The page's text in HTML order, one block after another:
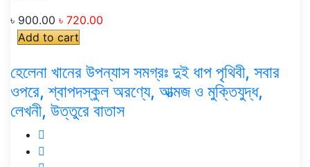
৳ 900.00 ৳ 720.00
Add to cart
হেলেনা খানের উপন্যাস সমগ্রঃ দুই ধাপ পৃথিবী, সবার
ওপরে, শ্বাপদস্কুল অরণ্যে, আত্মজ ও মুক্তিযুদ্ধ,
লেখনী, উত্তুরে বাতাস